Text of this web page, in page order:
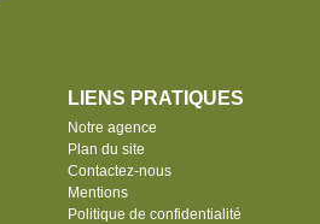
LIENS PRATIQUES
Notre agence
Plan du site
Contactez-nous
Mentions
Politique de confidentialité